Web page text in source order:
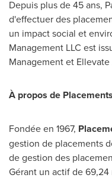
Depuis plus de 45 ans,
d'effectuer des
un impact social et
Management LLC est
Management et
À propos de
Fondée en 1967,
gestion de placements
de gestion des
Gérant un actif de